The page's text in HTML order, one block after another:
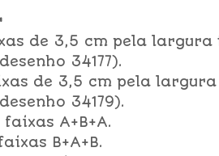
de 3,5 cm pela
34177).
de 3,5 cm pela
34179).
A+B+A.
B+A+B.